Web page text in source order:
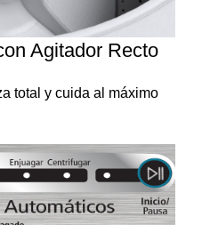
Agitador Recto
total y cuida al máximo